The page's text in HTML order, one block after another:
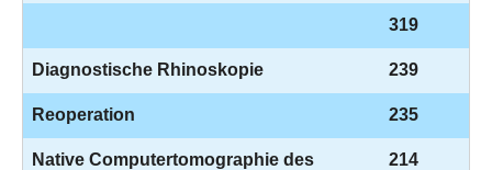
319
Diagnostische Rhinoskopie 239
Reoperation 235
Native Computertomographie des
214